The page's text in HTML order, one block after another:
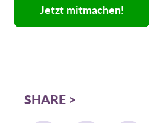
Jetzt mitmachen!
SHARE